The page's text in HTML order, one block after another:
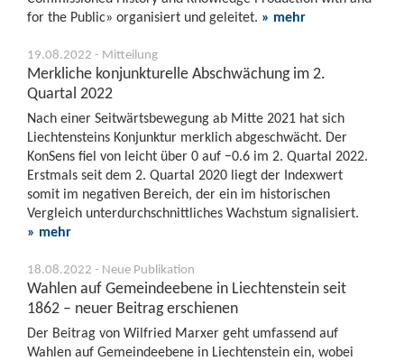
for the Public» organisiert und geleitet. » mehr
19.08.2022 - Mitteilung
Merkliche konjunkturelle Abschwächung im 2.
Quartal 2022
Nach einer Seitwärtsbewegung ab Mitte 2021 hat sich
Liechtensteins Konjunktur merklich abgeschwächt. Der
KonSens fiel von leicht über 0 auf −0.6 im 2. Quartal 2022.
Erstmals seit dem 2. Quartal 2020 liegt der Indexwert
somit im negativen Bereich, der ein im historischen
Vergleich unterdurchschnittliches Wachstum signalisiert.
» mehr
18.08.2022 - Neue Publikation
Wahlen auf Gemeindeebene in Liechtenstein seit
1862 – neuer Beitrag erschienen
Der Beitrag von Wilfried Marxer geht umfassend auf
Wahlen auf Gemeindeebene in Liechtenstein ein, wobei